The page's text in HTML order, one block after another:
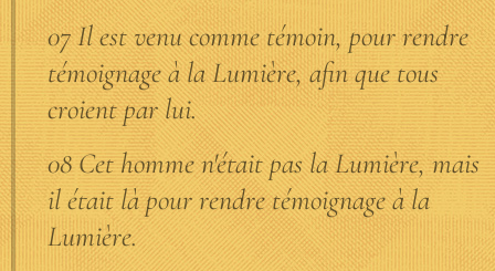
07 Il est venu comme témoin, pour rendre
témoignage à la Lumière, afin que tous
croient par lui.
08 Cet homme n'était pas la Lumière, mais
il était là pour rendre témoignage à la
Lumière.